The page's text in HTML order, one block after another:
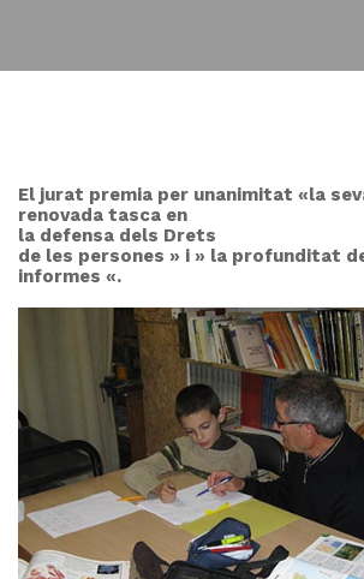
El jurat premia per unanimitat «la
renovada tasca en
la defensa dels Drets
de les persones » i » la profunditat
informes «.